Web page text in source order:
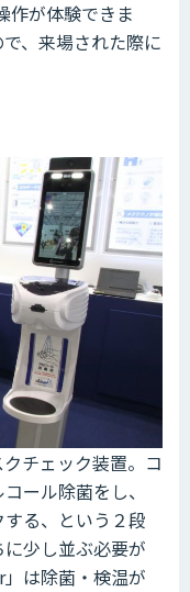
作が体験できま
、来場された際に
クチェック装置。コ
ール除菌をし、
る、という２段
少し並ぶ必要が
は除菌・検温が